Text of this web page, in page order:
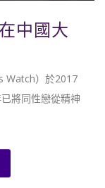
中國大
Watch）於2017
將同性戀從精神